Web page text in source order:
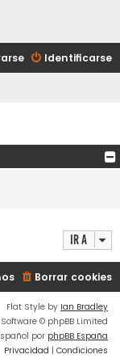
Identificarse
Ir a
Borrar cookies
Flat Style by Ian Bradley
© phpBB Limited
por phpBB España
Privacidad | Condiciones